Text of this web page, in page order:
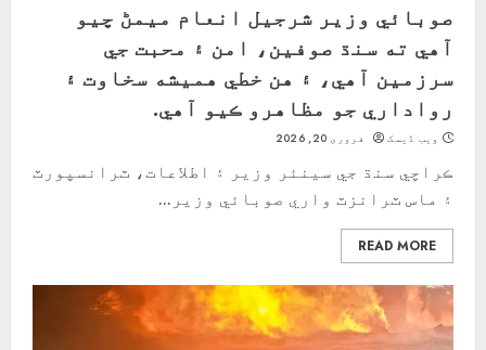
صوبائي وزير شرجيل انعام ميمڻ چيو
آهي ته سنڌ صوفين، امن ۽ محبت جي
سرزمين آهي، ۽ هن خطي هميشه سخاوت ۽
رواداري جو مظاهرو ڪيو آهي.
ویب ڈیسک فروری 20, 2026
ڪراچي سنڌ جي سينئر وزير ۽ اطلاعات، ٽرانسپورٽ
۽ ماس ٽرانزٽ واري صوبائي وزير...
READ MORE